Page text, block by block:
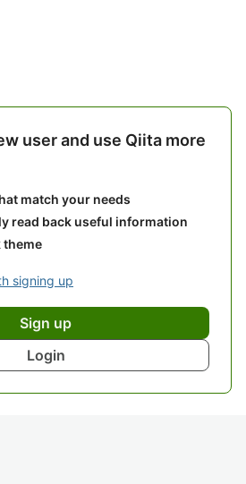
user and use Qiita more
match your needs
read back useful information
theme
signing up
Sign up
Login